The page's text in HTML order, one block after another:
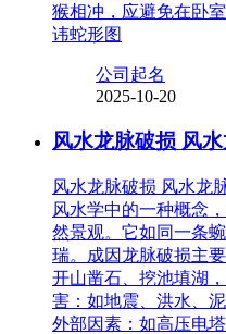
猴相冲，应避免在卧
讳蛇形图
公司起名
2025-10-20
风水龙脉破损 风
风水龙脉破损 风水龙
风水学中的一种概念
然景观。它如同一条
瑞。成因龙脉破损主
开山凿石、挖池填湖
害：如地震、洪水、
外部因素：如高压电